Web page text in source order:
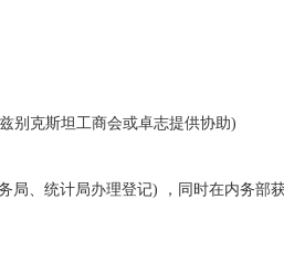
别克斯坦工商会或卓志提供协助)
局、统计局办理登记) ，同时在内务部